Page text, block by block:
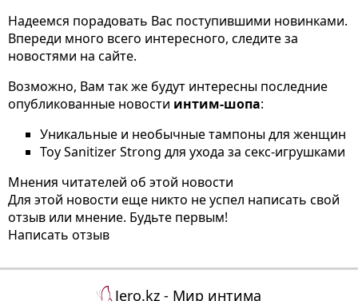
Надеемся порадовать Вас поступившими новинками.
Впереди много всего интересного, следите за
новостями на сайте.
Возможно, Вам так же будут интересны последние
опубликованные новости интим-шопа:
Уникальные и необычные тампоны для женщин
Toy Sanitizer Strong для ухода за секс-игрушками
Мнения читателей об этой новости
Для этой новости еще никто не успел написать свой
отзыв или мнение. Будьте первым!
Написать отзыв
Jero.kz - Мир интима